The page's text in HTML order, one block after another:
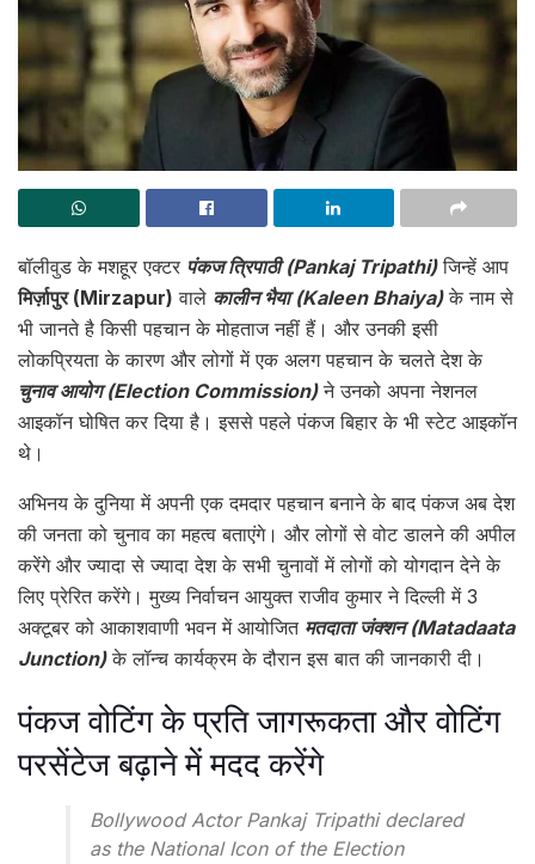
बॉलीवुड के मशहूर एक्टर पंकज त्रिपाठी (Pankaj Tripathi)जिन्हें आप
मिर्ज़ापुर (Mirzapur) वाले कालीन भैया (Kaleen Bhaiya)के नाम से
भी जानते है किसी पहचान के मोहताज नहीं हैं। और उनकी इसी
लोकप्रियता के कारण और लोगों में एक अलग पहचान के चलते देश के
चुनाव आयोग (Election Commission)ने उनको अपना नेशनल
आइकॉन घोषित कर दिया है। इससे पहले पंकज बिहार के भी स्टेट आइकॉन
थे।
अभिनय के दुनिया में अपनी एक दमदार पहचान बनाने के बाद पंकज अब देश
की जनता को चुनाव का महत्व बताएंगे। और लोगों से वोट डालने की अपील
करेंगे और ज्यादा से ज्यादा देश के सभी चुनावों में लोगों को योगदान देने के
लिए प्रेरित करेंगे। मुख्य निर्वाचन आयुक्त राजीव कुमार ने दिल्ली में 3
अक्टूबर को आकाशवाणी भवन में आयोजित मतदाता जंक्शन (Matadaata
Junction)के लॉन्च कार्यक्रम के दौरान इस बात की जानकारी दी।
पंकज वोटिंग के प्रति जागरूकता और वोटिंग
परसेंटेज बढ़ाने में मदद करेंगे
Bollywood Actor Pankaj Tripathi declared
as the National Icon of the Election